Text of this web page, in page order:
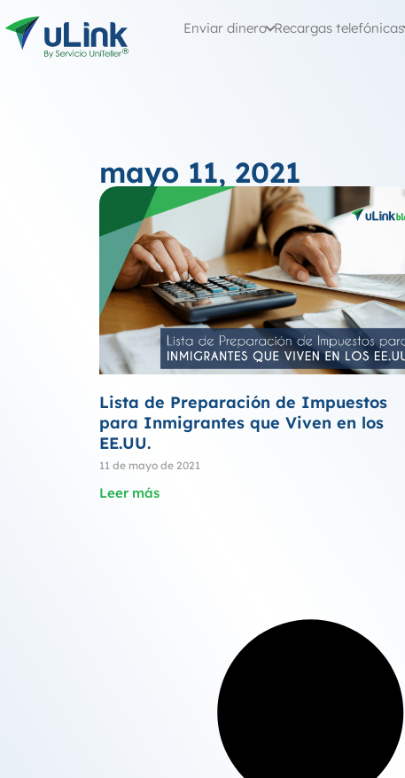
Enviar dinero Recargas telefónicas
mayo 11, 2021
Lista de Preparación de Impuestos
para Inmigrantes que Viven en los
EE.UU.
11 de mayo de 2021
Leer más